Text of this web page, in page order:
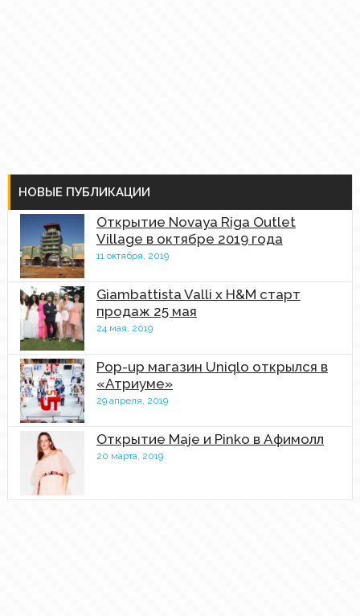
НОВЫЕ ПУБЛИКАЦИИ
Открытие Novaya Riga Outlet
Village в октябре 2019 года
11 октября, 2019
Giambattista Valli x H&M старт
продаж 25 мая
24 мая, 2019
Pop-up магазин Uniqlo открылся в
«Атриуме»
29 апреля, 2019
Открытие Maje и Pinko в Афимолл
20 марта, 2019